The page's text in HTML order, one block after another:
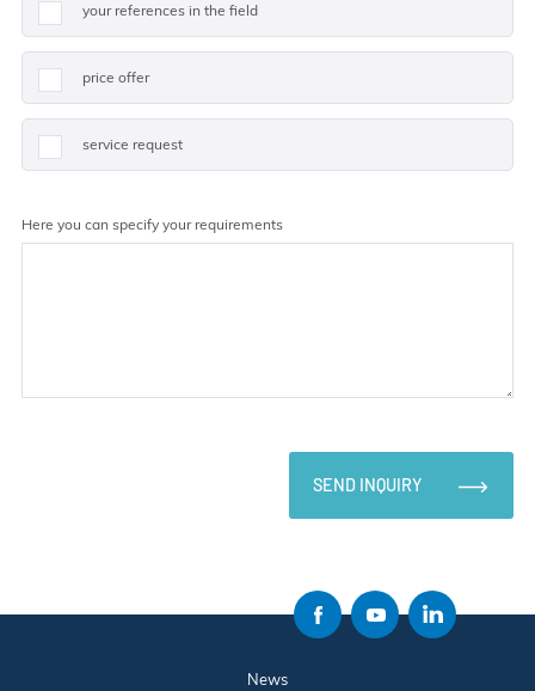
your references in the field
price offer
service request
Here you can specify your requirements
SEND INQUIRY
News